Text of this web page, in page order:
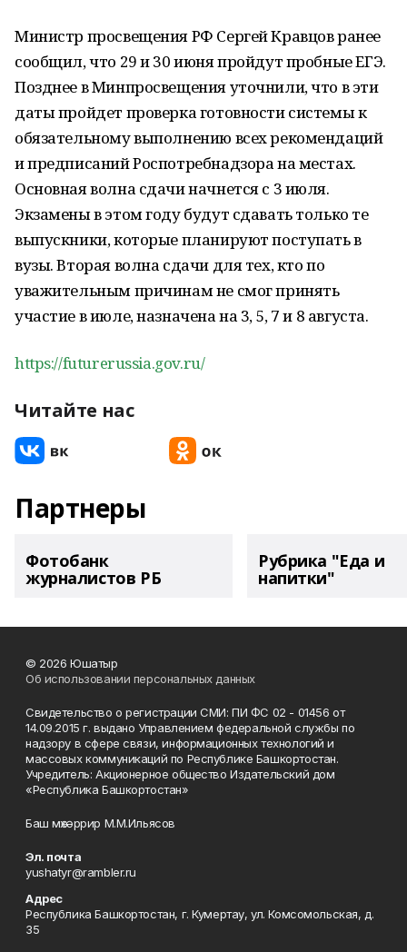
Министр просвещения РФ Сергей Кравцов ранее
сообщил, что 29 и 30 июня пройдут пробные ЕГЭ.
Позднее в Минпросвещения уточнили, что в эти
даты пройдет проверка готовности системы к
обязательному выполнению всех рекомендаций
и предписаний Роспотребнадзора на местах.
Основная волна сдачи начнется с 3 июля.
Экзамены в этом году будут сдавать только те
выпускники, которые планируют поступать в
вузы. Вторая волна сдачи для тех, кто по
уважительным причинам не смог принять
участие в июле, назначена на 3, 5, 7 и 8 августа.
https://futurerussia.gov.ru/
Читайте нас
Партнеры
Фотобанк
журналистов РБ
Рубрика "Еда и
напитки"
© 2026 Юшатыр
Об использовании персональных данных
Свидетельство о регистрации СМИ: ПИ ФС 02 - 01456 от
14.09.2015 г. выдано Управлением федеральной службы по
надзору в сфере связи, информационных технологий и
массовых коммуникаций по Республике Башкортостан.
Учредитель: Акционерное общество Издательский дом
«Республика Башкортостан»
Баш мөхәррир М.М.Ильясов
Эл. почта
yushatyr@rambler.ru
Адрес
Республика Башкортостан, г. Кумертау, ул. Комсомольская, д.
35